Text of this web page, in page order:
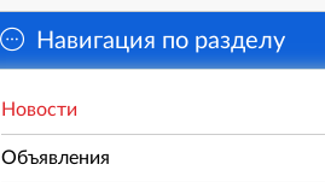
Навигация по разделу
Новости
Объявления